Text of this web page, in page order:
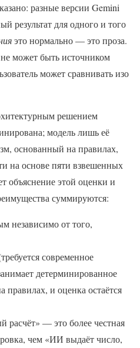
разные версии Gemini
результат для одного и того
это нормально — это проза.
может быть источником
может сравнивать изо
решением
модель лишь её
основанный на правилах,
на основе пяти взвешенных
объяснение этой оценки и
суммируются:
независимо от того,
современное
детерминированное
правилах, и оценка остаётся
расчёт» — это более честная
чем «ИИ выдаёт число,